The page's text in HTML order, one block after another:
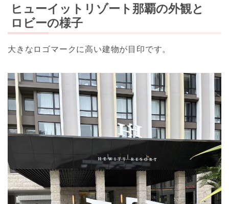
ヒューイットリゾート那覇の外観と
ロビーの様子
大きなロゴマークに高い建物が目印です。